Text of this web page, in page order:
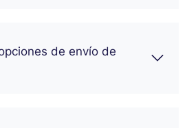
de envío de